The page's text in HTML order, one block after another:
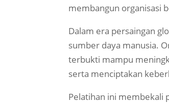
membangun organisasi
Dalam era persaingan
sumber daya manusia.
terbukti mampu
serta menciptakan
Pelatihan ini membekali